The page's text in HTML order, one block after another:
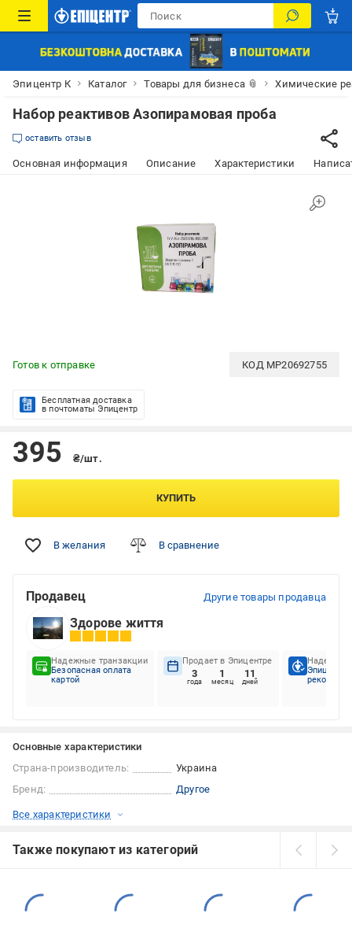
Эпицентр К Каталог Товары для бизнеса 📎 Химические
Набор реактивов Азопирамовая проба
оставить отзыв
Основная информация Описание Характеристики
Готов к отправке КОД MP20692755
Бесплатная доставка
в почтоматы Эпицентр
395 ₴/шт.
КУПИТЬ
В желания В сравнение
Продавец Другие товары продавца
Здорове життя
Надежные транзакции
Безопасная оплата
картой
Продает в Эпицентре
3
года
1
месяц
11
дней
Надежный
Эпицентр
Основные характеристики
Страна-производитель:
Украина
Бренд:
Другое
Все характеристики
Также покупают из категорий